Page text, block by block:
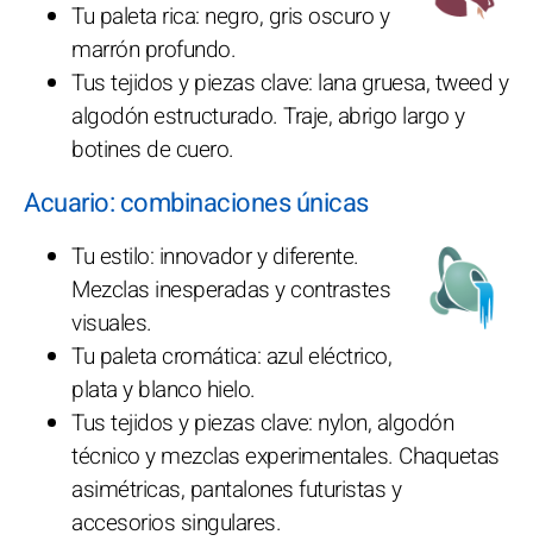
Tu paleta rica: negro, gris oscuro y
marrón profundo.
Tus tejidos y piezas clave: lana gruesa, tweed y
algodón estructurado. Traje, abrigo largo y
botines de cuero.
Acuario: combinaciones únicas
Tu estilo: innovador y diferente.
Mezclas inesperadas y contrastes
visuales.
Tu paleta cromática: azul eléctrico,
plata y blanco hielo.
Tus tejidos y piezas clave: nylon, algodón
técnico y mezclas experimentales. Chaquetas
asimétricas, pantalones futuristas y
accesorios singulares.